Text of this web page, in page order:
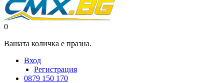
0
Вашата количка е празна.
Вход
Регистрация
0879 150 170